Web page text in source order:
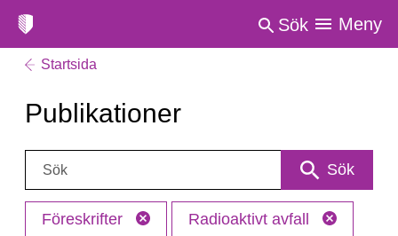
Sök Meny
Startsida
Publikationer
Sök: Sök
Föreskrifter Radioaktivt avfall